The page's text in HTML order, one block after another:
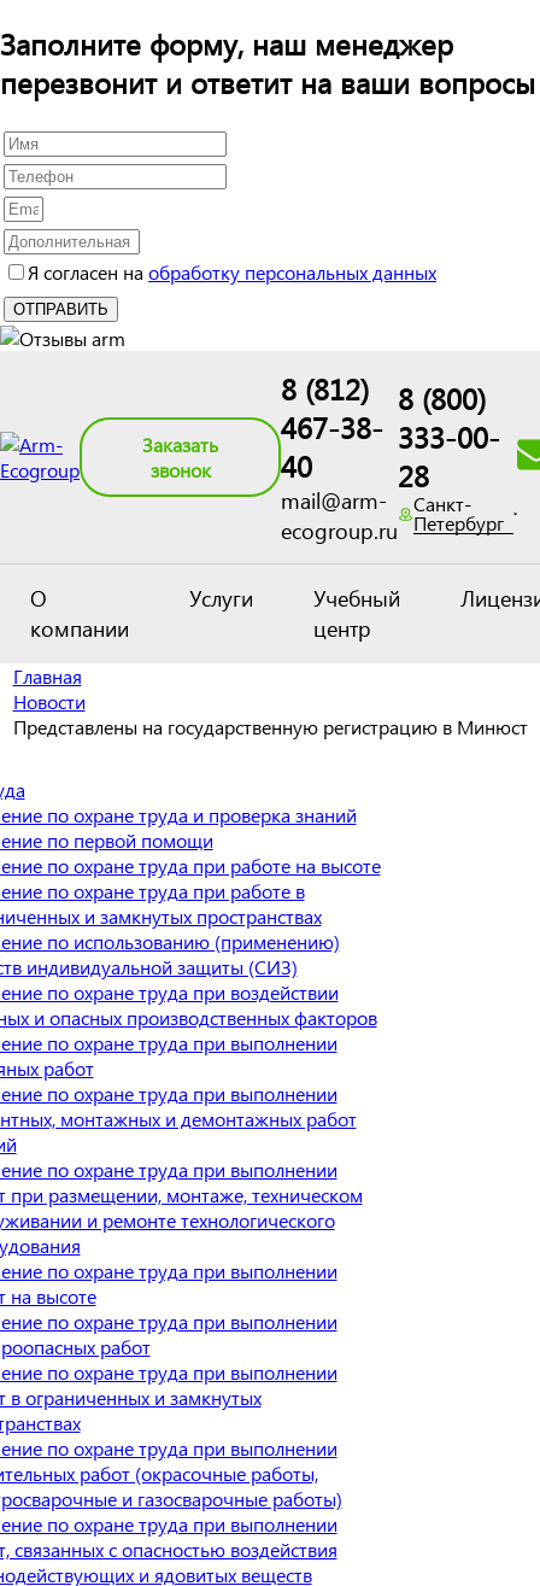
Заполните форму, наш менеджер
перезвонит и ответит на ваши вопросы
Я согласен на обработку персональных данных
Заказать
звонок
8 (812)
467-38-
40
mail@arm-
ecogroup.ru
8 (800)
333-00-
28
Санкт-
Петербург
О
компании
Услуги
Учебный
центр
Главная
Новости
Представлены на государственную регистрацию в Минюст
по охране труда и проверка знаний
по первой помощи
по охране труда при работе на высоте
по охране труда при работе в
и замкнутых пространствах
по использованию (применению)
индивидуальной защиты (СИЗ)
по охране труда при воздействии
и опасных производственных факторов
по охране труда при выполнении
работ
по охране труда при выполнении
монтажных и демонтажных работ
по охране труда при выполнении
при размещении, монтаже, техническом
и ремонте технологического
по охране труда при выполнении
на высоте
по охране труда при выполнении
работ
по охране труда при выполнении
в ограниченных и замкнутых
по охране труда при выполнении
работ (окрасочные работы,
и газосварочные работы)
по охране труда при выполнении
связанных с опасностью воздействия
и ядовитых веществ